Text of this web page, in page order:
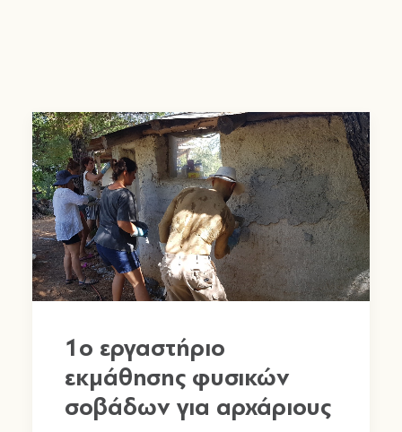
1o εργαστήριο
εκμάθησης φυσικών
σοβάδων για αρχάριους